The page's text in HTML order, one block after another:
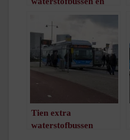
hier gaan ze tanken
1minuut leestijd
Tien extra
waterstofbussen